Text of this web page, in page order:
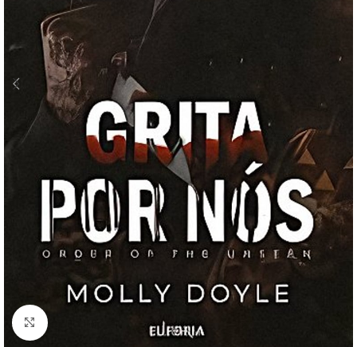
Clique para ampliar